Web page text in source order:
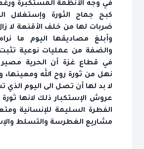
في وجه الأنظمة المستكبرة
كبح جماح الثورة وإستغلال
ضربات لها من خلف الأقنعة لا
وأبلغ مصاديقها اليوم ما
والضفة من عمليات نوعية تثبت
في قطاع غزة أن الحرية
نهل من ثورة روح الله ومعينها،
لا بد لها أن تصل الى اليوم
عروش الإستكبار ذلك لانها
الفطرة السليمة للإنسانية
مشاريع الغطرسة والتسلط